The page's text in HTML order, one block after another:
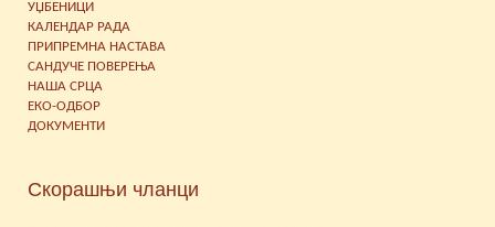
УЏБЕНИЦИ
КАЛЕНДАР РАДА
ПРИПРЕМНА НАСТАВА
САНДУЧЕ ПОВЕРЕЊА
НАША СРЦА
ЕКО-ОДБОР
ДОКУМЕНТИ
Скорашњи чланци